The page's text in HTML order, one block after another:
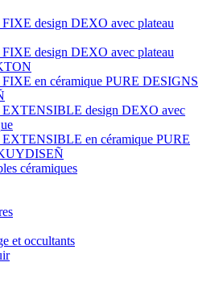
FIXE design DEXO avec plateau
FIXE design DEXO avec plateau
FIXE en céramique PURE DESIGNS
EXTENSIBLE design DEXO avec
EXTENSIBLE en céramique PURE
céramiques
et occultants